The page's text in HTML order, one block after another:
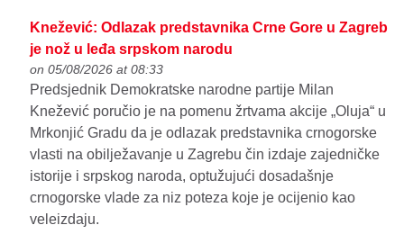
Knežević: Odlazak predstavnika Crne Gore u Zagreb
je nož u leđa srpskom narodu
on 05/08/2026 at 08:33
Predsjednik Demokratske narodne partije Milan
Knežević poručio je na pomenu žrtvama akcije „Oluja“ u
Mrkonjić Gradu da je odlazak predstavnika crnogorske
vlasti na obilježavanje u Zagrebu čin izdaje zajedničke
istorije i srpskog naroda, optužujući dosadašnje
crnogorske vlade za niz poteza koje je ocijenio kao
veleizdaju.